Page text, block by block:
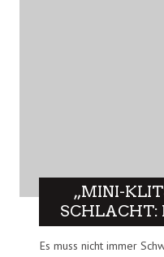
„MINI-
SCHLACHT:
Es muss nicht immer